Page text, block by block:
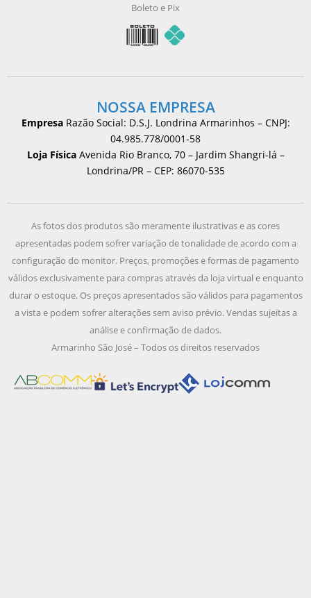
Boleto e Pix
NOSSA EMPRESA
EmpresaRazão Social: D.S.J. Londrina Armarinhos – CNPJ:
04.985.778/0001-58
Loja FísicaAvenida Rio Branco, 70 – Jardim Shangri-lá –
Londrina/PR – CEP: 86070-535
As fotos dos produtos são meramente ilustrativas e as cores
apresentadas podem sofrer variação de tonalidade de acordo com a
configuração do monitor. Preços, promoções e formas de pagamento
válidos exclusivamente para compras através da loja virtual e enquanto
durar o estoque. Os preços apresentados são válidos para pagamentos
a vista e podem sofrer alterações sem aviso prévio. Vendas sujeitas a
análise e confirmação de dados.
Armarinho São José – Todos os direitos reservados